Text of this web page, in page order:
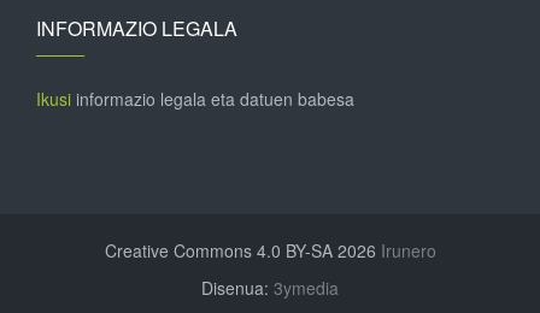
INFORMAZIO LEGALA
Ikusi informazio legala eta datuen babesa
Creative Commons 4.0 BY-SA 2026 Irunero
Disenua: 3ymedia